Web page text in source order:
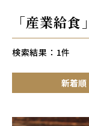
「産業給
検索結果： 1件
新着順